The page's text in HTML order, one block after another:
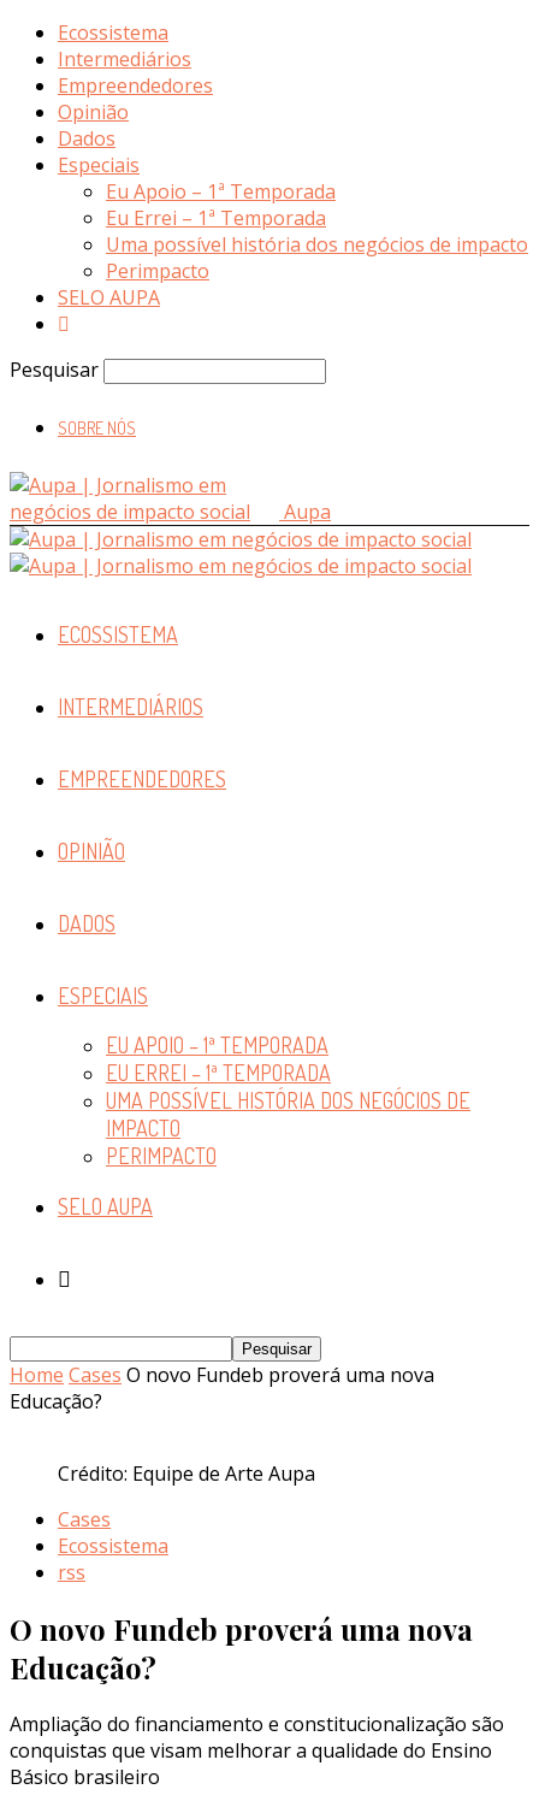
Ecossistema
Intermediários
Empreendedores
Opinião
Dados
Especiais
Eu Apoio – 1ª Temporada
Eu Errei – 1ª Temporada
Uma possível história dos negócios de impacto
Perimpacto
SELO AUPA
Pesquisar
SOBRE NÓS
Aupa
ECOSSISTEMA
INTERMEDIÁRIOS
EMPREENDEDORES
OPINIÃO
DADOS
ESPECIAIS
EU APOIO – 1ª TEMPORADA
EU ERREI – 1ª TEMPORADA
UMA POSSÍVEL HISTÓRIA DOS NEGÓCIOS DE
IMPACTO
PERIMPACTO
SELO AUPA
Home Cases O novo Fundeb proverá uma nova
Educação?
Crédito: Equipe de Arte Aupa
Cases
Ecossistema
rss
O novo Fundeb proverá uma nova
Educação?
Ampliação do financiamento e constitucionalização são
conquistas que visam melhorar a qualidade do Ensino
Básico brasileiro